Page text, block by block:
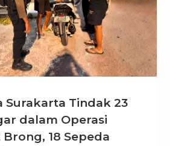
Surakarta Tindak 23
dalam Operasi
18 Sepeda